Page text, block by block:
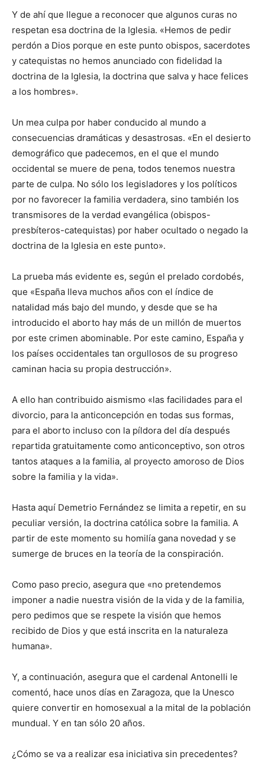
Y de ahí que llegue a reconocer que algunos curas no
respetan esa doctrina de la Iglesia. «Hemos de pedir
perdón a Dios porque en este punto obispos, sacerdotes
y catequistas no hemos anunciado con fidelidad la
doctrina de la Iglesia, la doctrina que salva y hace felices
a los hombres».
Un mea culpa por haber conducido al mundo a
consecuencias dramáticas y desastrosas. «En el desierto
demográfico que padecemos, en el que el mundo
occidental se muere de pena, todos tenemos nuestra
parte de culpa. No sólo los legisladores y los políticos
por no favorecer la familia verdadera, sino también los
transmisores de la verdad evangélica (obispos-
presbíteros-catequistas) por haber ocultado o negado la
doctrina de la Iglesia en este punto».
La prueba más evidente es, según el prelado cordobés,
que «España lleva muchos años con el índice de
natalidad más bajo del mundo, y desde que se ha
introducido el aborto hay más de un millón de muertos
por este crimen abominable. Por este camino, España y
los países occidentales tan orgullosos de su progreso
caminan hacia su propia destrucción».
A ello han contribuido aismismo «las facilidades para el
divorcio, para la anticoncepción en todas sus formas,
para el aborto incluso con la píldora del día después
repartida gratuitamente como anticonceptivo, son otros
tantos ataques a la familia, al proyecto amoroso de Dios
sobre la familia y la vida».
Hasta aquí Demetrio Fernández se limita a repetir, en su
peculiar versión, la doctrina católica sobre la familia. A
partir de este momento su homilía gana novedad y se
sumerge de bruces en la teoría de la conspiración.
Como paso precio, asegura que «no pretendemos
imponer a nadie nuestra visión de la vida y de la familia,
pero pedimos que se respete la visión que hemos
recibido de Dios y que está inscrita en la naturaleza
humana».
Y, a continuación, asegura que el cardenal Antonelli le
comentó, hace unos días en Zaragoza, que la Unesco
quiere convertir en homosexual a la mital de la población
mundual. Y en tan sólo 20 años.
¿Cómo se va a realizar esa iniciativa sin precedentes?